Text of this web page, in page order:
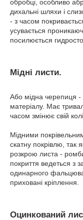
обробці, особливо
дихальні шляхи і
- з часом
усувається
посилюється
Мідні листи.
Або мідна черепиця -
матеріалу. Має
часом змінює свій
Мідними
скатну покрівлю, так
розкрою листа -
покриття ведеться з
одинарного
приховані кріплення.
Оцинкований